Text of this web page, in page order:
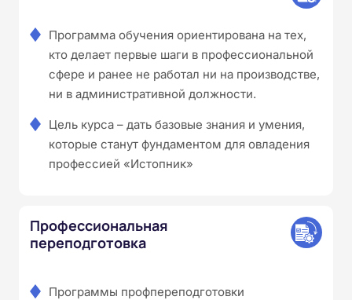
Программа обучения ориентирована на тех,
кто делает первые шаги в профессиональной
сфере и ранее не работал ни на производстве,
ни в административной должности.
Цель курса – дать базовые знания и умения,
которые станут фундаментом для овладения
профессией «Истопник»
Профессиональная
переподготовка
Программы профпереподготовки